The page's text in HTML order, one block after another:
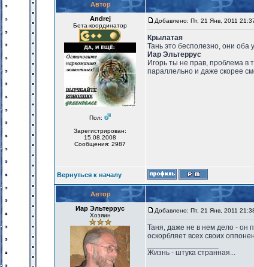
Автор
Andrej
Бета-координатор
Пол:
Зарегистрирован:
15.08.2008
Сообщения: 2987
Добавлено: Пт, 21 Янв, 2011
Крылатая
Тань это бесполезно, они оба
Иар Эльтеррус
Игорь ты не прав, проблема в
параллельно и даже скорее
Вернуться к началу
Автор
Иар Эльтеррус
Хозяин
Добавлено: Пт, 21 Янв, 2011
Таня, даже не в нем дело - он
оскорбляет всех своих
Жизнь - штука странная...